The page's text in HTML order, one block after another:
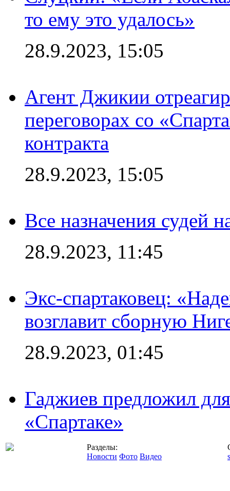
то ему это удалось»
28.9.2023, 15:05
Агент Джикии
переговорах со
контракта
28.9.2023, 15:05
Все назначения судей
28.9.2023, 11:45
Экс-спартаковец:
возглавит сборную
28.9.2023, 01:45
Гаджиев предложил
«Спартаке»
Разделы:
Новости Фото Видео